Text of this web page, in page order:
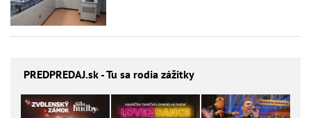
PREDPREDAJ.sk - Tu sa rodia zážitky